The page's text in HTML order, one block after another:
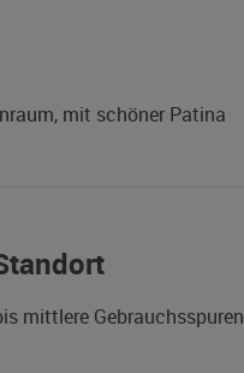
mit schöner Patina
mittlere Gebrauchsspuren